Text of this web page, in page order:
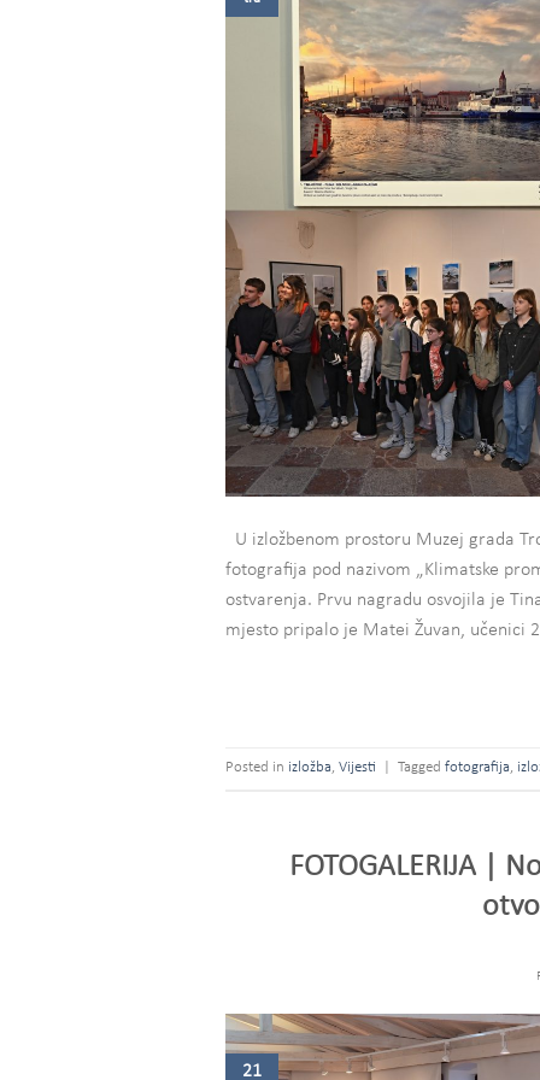
U izložbenom prostoru Muzej grada
fotografija pod nazivom „Klimatske
ostvarenja. Prvu nagradu osvojila je
mjesto pripalo je Matei Žuvan, učenici
Posted in izložba, Vijesti Tagged fotografija,
FOTOGALERIJA |
21